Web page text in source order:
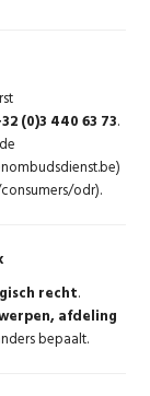
(0)3 440 63 73.
odr).
recht.
afdeling
bepaalt.